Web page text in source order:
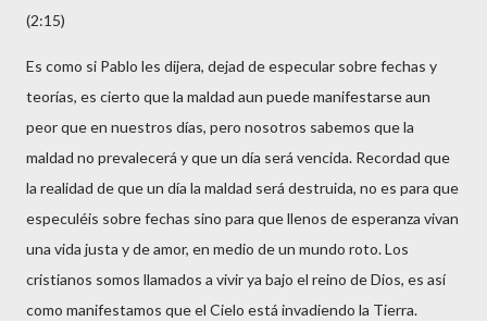
(2:15)
Es como si Pablo les dijera, dejad de especular sobre fechas y
teorías, es cierto que la maldad aun puede manifestarse aun
peor que en nuestros días, pero nosotros sabemos que la
maldad no prevalecerá y que un día será vencida. Recordad que
la realidad de que un día la maldad será destruida, no es para que
especuléis sobre fechas sino para que llenos de esperanza vivan
una vida justa y de amor, en medio de un mundo roto. Los
cristianos somos llamados a vivir ya bajo el reino de Dios, es así
como manifestamos que el Cielo está invadiendo la Tierra.